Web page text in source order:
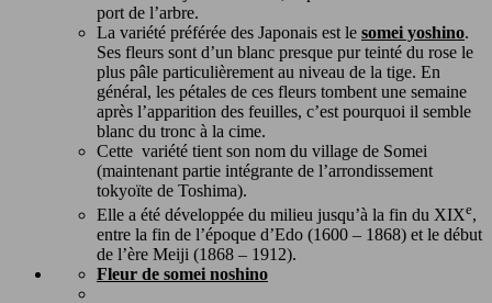
port de l’arbre.
La variété préférée des Japonais est le somei yoshino.
Ses fleurs sont d’un blanc presque pur teinté du rose le
plus pâle particulièrement au niveau de la tige. En
général, les pétales de ces fleurs tombent une semaine
après l’apparition des feuilles, c’est pourquoi il semble
blanc du tronc à la cime.
Cette variété tient son nom du village de Somei
(maintenant partie intégrante de l’arrondissement
tokyoïte de Toshima).
Elle a été développée du milieu jusqu’à la fin du XIXe,
entre la fin de l’époque d’Edo (1600 – 1868) et le début
de l’ère Meiji (1868 – 1912).
Fleur de somei noshino